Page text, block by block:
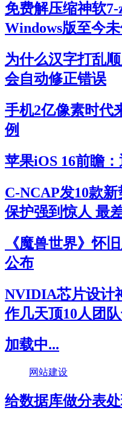
免费解压缩神软7-
Windows版至今
为什么汉字打乱
会自动修正错误
手机2亿像素时代
例
苹果iOS 16前瞻
C-NCAP发10款
保护强到惊人 最
《魔兽世界》怀
公布
NVIDIA芯片设计
作几天顶10人团
加载中...
网站建设
给数据库做分表